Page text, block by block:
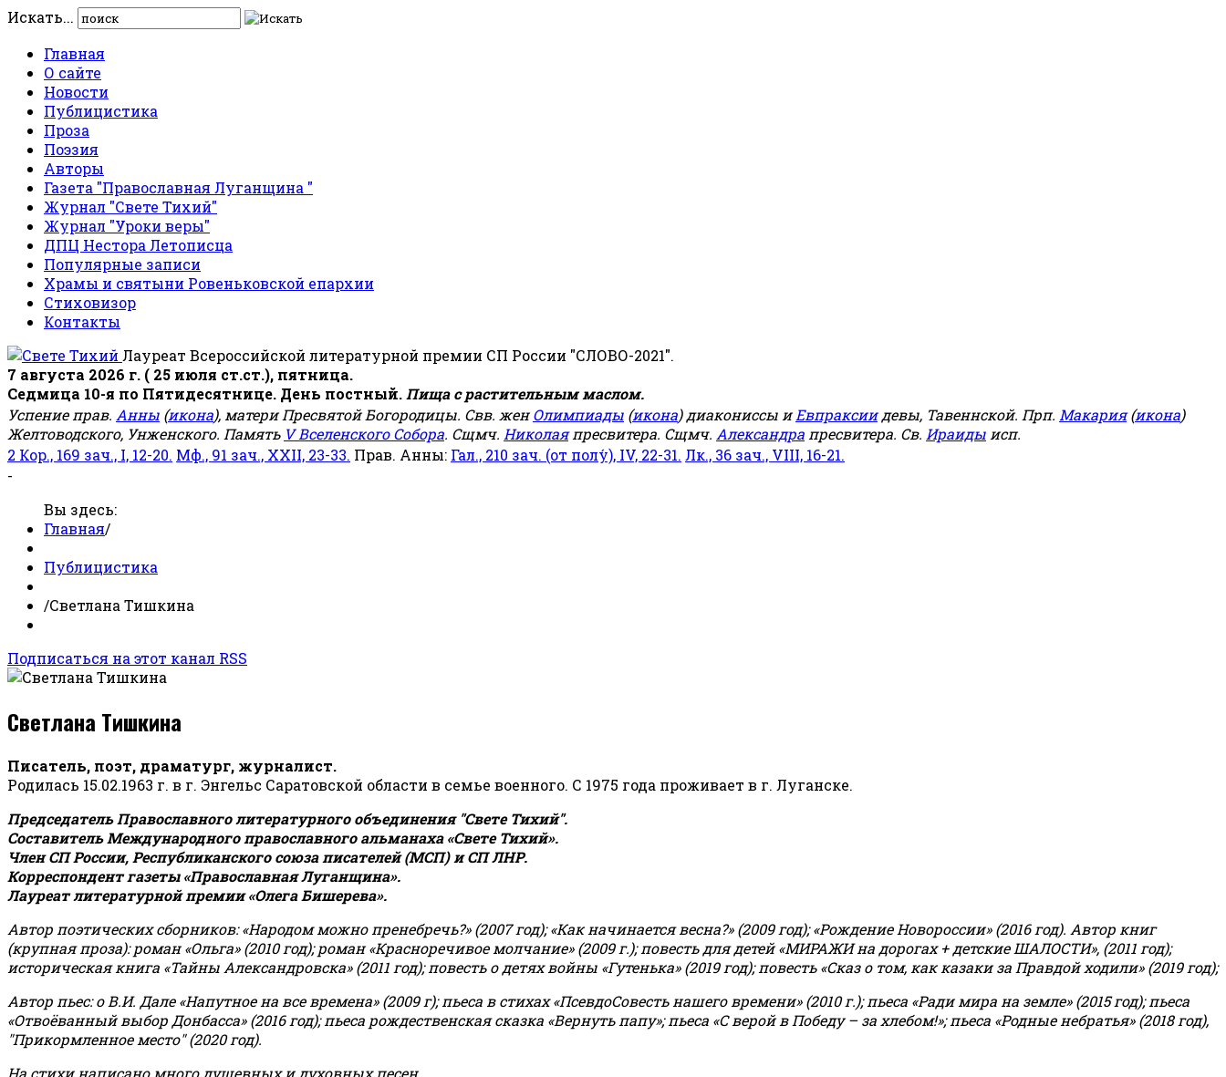
Искать...
Главная
О сайте
Новости
Публицистика
Проза
Поэзия
Авторы
Газета "Православная Луганщина "
Журнал "Свете Тихий"
Журнал "Уроки веры"
ДПЦ Нестора Летописца
Популярные записи
Храмы и святыни Ровеньковской епархии
Стиховизор
Контакты
Лауреат Всероссийской литературной премии СП России "СЛОВО-2021".
7 августа 2026 г. ( 25 июля ст.ст.), пятница.
Седмица 10-я по Пятидесятнице. День постный. Пища с растительным маслом.
Успение прав. Анны (икона), матери Пресвятой Богородицы. Свв. женОлимпиады (икона) диакониссы иЕвпраксиидевы, Тавеннской. Прп. Макария(икона)
Желтоводского, Унженского. Память V Вселенского Собора. Сщмч. Николаяпресвитера. Сщмч. Александра пресвитера. Св. Ираиды исп.
2 Кор., 169 зач., I, 12-20. Мф., 91 зач., XXII, 23-33. Прав. Анны: Гал., 210 зач. (от полу́), IV, 22-31. Лк., 36 зач., VIII, 16-21.
-
Вы здесь:
Главная/
Публицистика
/Светлана Тишкина
Подписаться на этот канал RSS
Светлана Тишкина
Писатель, поэт, драматург, журналист.
Родилась 15.02.1963 г. в г. Энгельс Саратовской области в семье военного. С 1975 года проживает в г. Луганске.
Председатель Православного литературного объединения "Свете Тихий".
Составитель Международного православного альманаха «Свете Тихий».
Член СП России, Республиканского союза писателей (МСП) и СП ЛНР.
Корреспондент газеты «Православная Луганщина».
Лауреат литературной премии «Олега Бишерева».
Автор поэтических сборников: «Народом можно пренебречь?» (2007 год); «Как начинается весна?» (2009 год); «Рождение Новороссии» (2016 год). Автор книг
(крупная проза): роман «Ольга» (2010 год); роман «Красноречивое молчание» (2009 г.); повесть для детей «МИРАЖИ на дорогах + детские ШАЛОСТИ», (2011 год);
историческая книга «Тайны Александровска» (2011 год); повесть о детях войны «Гутенька» (2019 год); повесть «Сказ о том, как казаки за Правдой ходили» (2019 год);
Автор пьес: о В.И. Дале «Напутное на все времена» (2009 г); пьеса в стихах «ПсевдоСовесть нашего времени» (2010 г.); пьеса «Ради мира на земле» (2015 год); пьеса
«Отвоёванный выбор Донбасса» (2016 год); пьеса рождественская сказка «Вернуть папу»; пьеса «С верой в Победу – за хлебом!»;пьеса «Родные небратья» (2018 год),
"Прикормленное место" (2020 год).
На стихи написано много душевных и духовных песен.